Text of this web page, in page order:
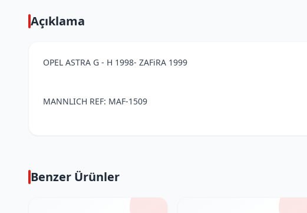
Açıklama
OPEL ASTRA G - H 1998- ZAFiRA 1999
MANNLICH REF: MAF-1509
Benzer Ürünler